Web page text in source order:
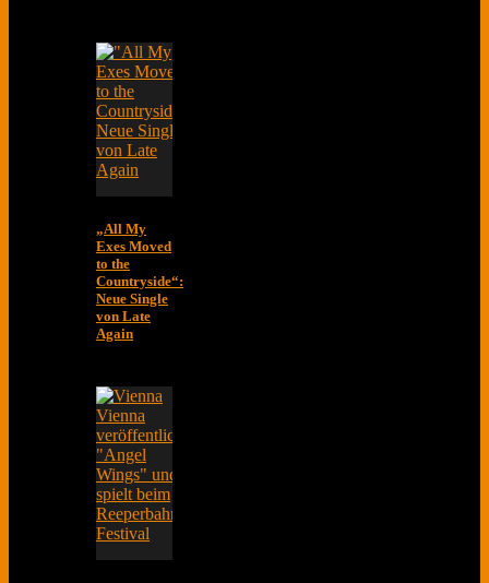
„All My
Exes Moved
to the
Countryside“:
Neue Single
von Late
Again